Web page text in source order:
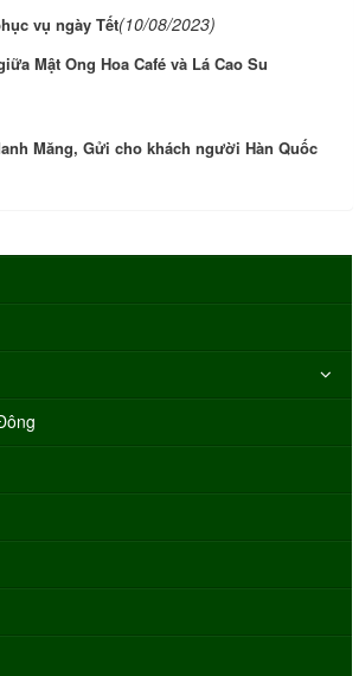
vụ ngày Tết(10/08/2023)
Mật Ong Hoa Café và Lá Cao Su
Măng, Gửi cho khách người Hàn Quốc